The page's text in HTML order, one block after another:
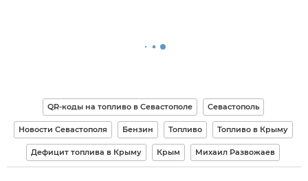
QR-коды на топливо в Севастополе Севастополь
Новости Севастополя Бензин Топливо Топливо в Крыму
Дефицит топлива в Крыму Крым Михаил Развожаев